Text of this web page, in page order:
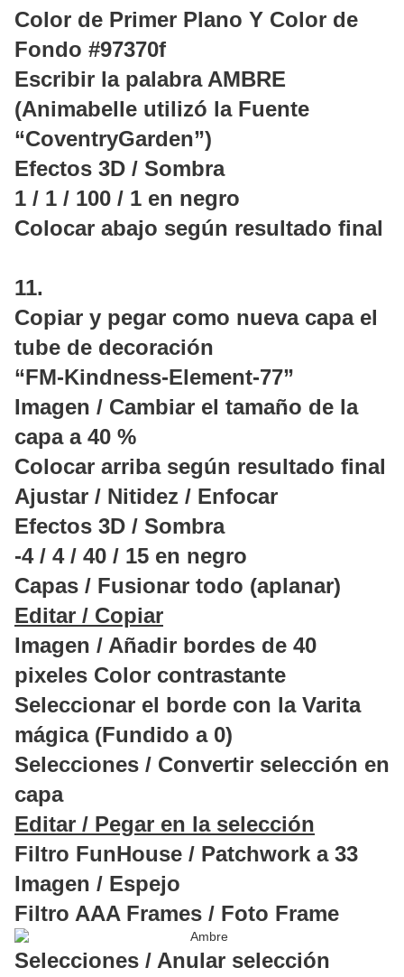
Color de Primer Plano Y Color de
Fondo #97370f
Escribir la palabra AMBRE
(Animabelle utilizó la Fuente
“CoventryGarden”)
Efectos 3D / Sombra
1 / 1 / 100 / 1 en negro
Colocar abajo según resultado final
11.
Copiar y pegar como nueva capa el
tube de decoración
“FM-Kindness-Element-77”
Imagen / Cambiar el tamaño de la
capa a 40 %
Colocar arriba según resultado final
Ajustar / Nitidez / Enfocar
Efectos 3D / Sombra
-4 / 4 / 40 / 15 en negro
Capas / Fusionar todo (aplanar)
Editar / Copiar
Imagen / Añadir bordes de 40
pixeles Color contrastante
Seleccionar el borde con la Varita
mágica (Fundido a 0)
Selecciones / Convertir selección en
capa
Editar / Pegar en la selección
Filtro FunHouse / Patchwork a 33
Imagen / Espejo
Filtro AAA Frames / Foto Frame
Selecciones / Anular selección